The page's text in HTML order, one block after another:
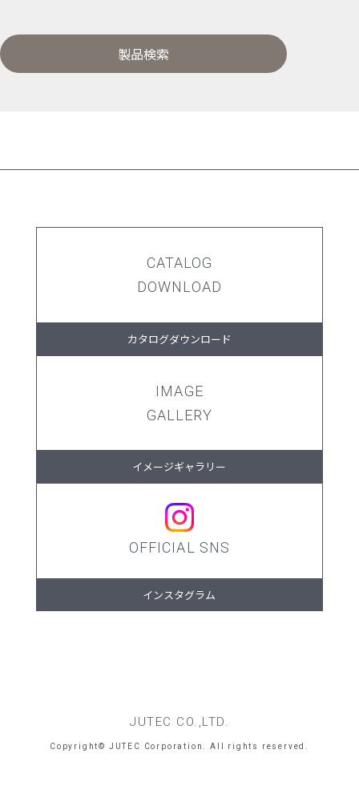
製品検索
CATALOG
DOWNLOAD
カタログダウンロード
IMAGE
GALLERY
イメージギャラリー
OFFICIAL SNS
インスタグラム
JUTEC CO.,LTD.
Copyright© JUTEC Corporation. All rights reserved.